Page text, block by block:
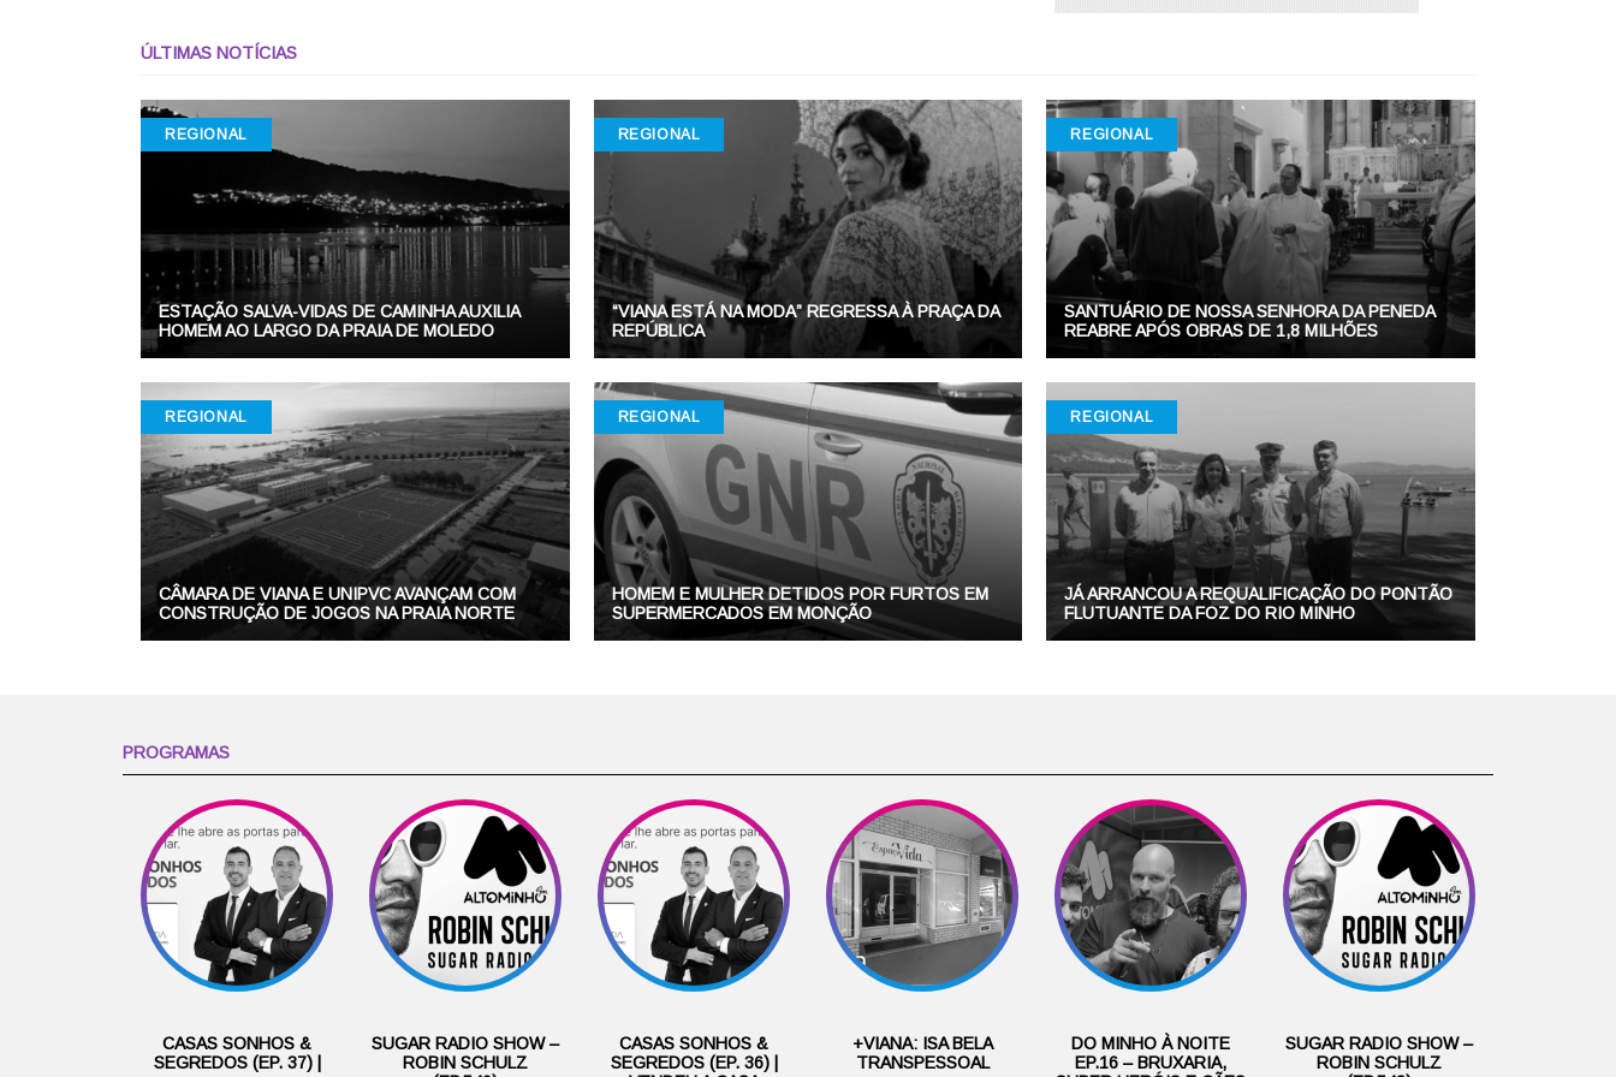
ÚLTIMAS NOTÍCIAS
REGIONAL
ESTAÇÃO SALVA-VIDAS DE CAMINHA AUXILIA
HOMEM AO LARGO DA PRAIA DE MOLEDO
REGIONAL
“VIANA ESTÁ NA MODA” REGRESSA À PRAÇA DA
REPÚBLICA
REGIONAL
SANTUÁRIO DE NOSSA SENHORA DA PENEDA
REABRE APÓS OBRAS DE 1,8 MILHÕES
REGIONAL
CÂMARA DE VIANA E UNIPVC AVANÇAM COM
CONSTRUÇÃO DE JOGOS NA PRAIA NORTE
REGIONAL
HOMEM E MULHER DETIDOS POR FURTOS EM
SUPERMERCADOS EM MONÇÃO
REGIONAL
JÁ ARRANCOU A REQUALIFICAÇÃO DO PONTÃO
FLUTUANTE DA FOZ DO RIO MINHO
PROGRAMAS
CASAS SONHOS &
SEGREDOS (EP. 37) |
SUGAR RADIO SHOW –
ROBIN SCHULZ
CASAS SONHOS &
SEGREDOS (EP. 36) |
+VIANA: ISA BELA
TRANSPESSOAL
DO MINHO À NOITE
EP.16 – BRUXARIA,
SUGAR RADIO SHOW –
ROBIN SCHULZ